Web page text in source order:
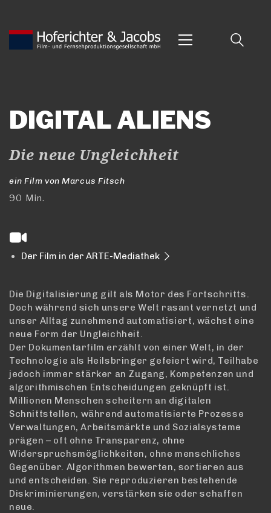
DIGITAL ALIENS
Die neue Ungleichheit
ein Film von Marcus Fitsch
90 Min.
Der Film in der ARTE-Mediathek
Die Digitalisierung gilt als Motor des Fortschritts.
Doch während sich unsere Welt rasant vernetzt und
unser Alltag zunehmend automatisiert, wächst eine
neue Form der Ungleichheit.
Der Dokumentarfilm erzählt von einer Welt, in der
Technologie als Heilsbringer gefeiert wird, Teilhabe
jedoch immer stärker an Zugang, Kompetenzen und
algorithmischen Entscheidungen geknüpft ist.
Millionen Menschen scheitern an digitalen
Schnittstellen, während automatisierte Prozesse
Verwaltungen, Arbeitsmärkte und Sozialsysteme
prägen – oft ohne Transparenz, ohne
Widerspruchsmöglichkeiten, ohne menschliches
Gegenüber. Algorithmen bewerten, sortieren aus
und entscheiden. Sie reproduzieren bestehende
Diskriminierungen, verstärken sie oder schaffen
neue.